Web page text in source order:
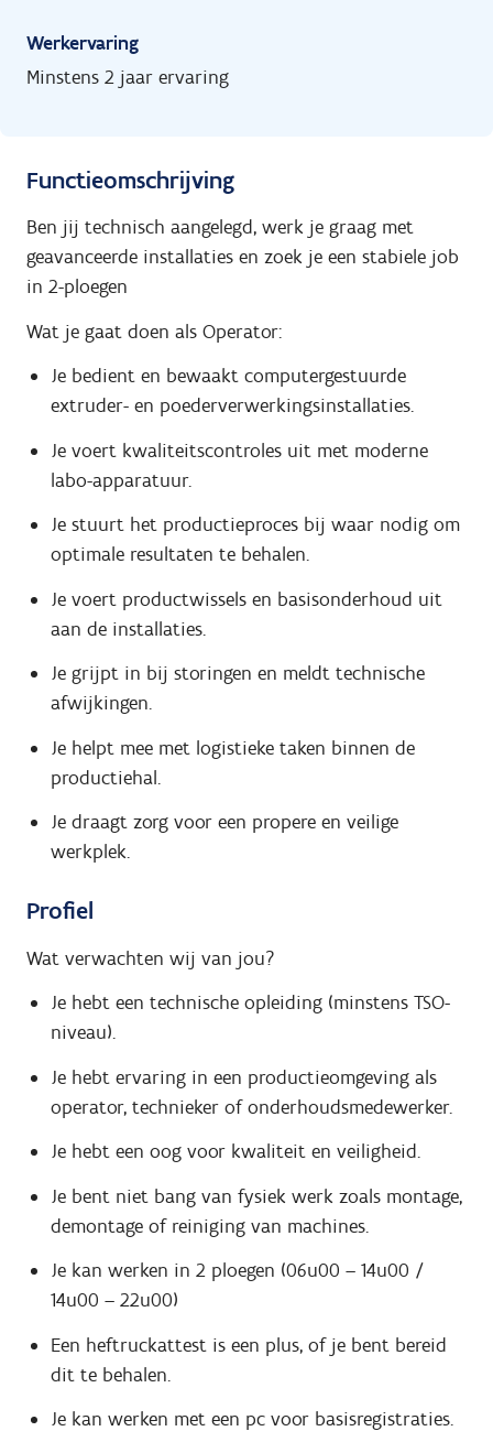
Werkervaring
Minstens 2 jaar ervaring
Functieomschrijving
Ben jij technisch aangelegd, werk je graag met
geavanceerde installaties en zoek je een stabiele job
in 2-ploegen
Wat je gaat doen als Operator:
Je bedient en bewaakt computergestuurde
extruder- en poederverwerkingsinstallaties.
Je voert kwaliteitscontroles uit met moderne
labo-apparatuur.
Je stuurt het productieproces bij waar nodig om
optimale resultaten te behalen.
Je voert productwissels en basisonderhoud uit
aan de installaties.
Je grijpt in bij storingen en meldt technische
afwijkingen.
Je helpt mee met logistieke taken binnen de
productiehal.
Je draagt zorg voor een propere en veilige
werkplek.
Profiel
Wat verwachten wij van jou?
Je hebt een technische opleiding (minstens TSO-
niveau).
Je hebt ervaring in een productieomgeving als
operator, technieker of onderhoudsmedewerker.
Je hebt een oog voor kwaliteit en veiligheid.
Je bent niet bang van fysiek werk zoals montage,
demontage of reiniging van machines.
Je kan werken in 2 ploegen (06u00 – 14u00 /
14u00 – 22u00)
Een heftruckattest is een plus, of je bent bereid
dit te behalen.
Je kan werken met een pc voor basisregistraties.